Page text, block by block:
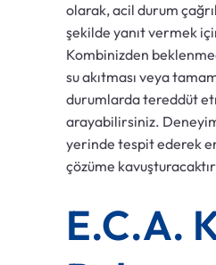
olarak, acil durum
şekilde yanıt vermek
Kombinizden
su akıtması veya
durumlarda tereddüt
arayabilirsiniz.
yerinde tespit ederek
çözüme
E.C.A.